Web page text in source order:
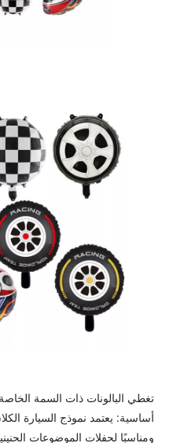
تغطي البالونات ذات السمة
أساسية: يعتمد نموذج السيارة